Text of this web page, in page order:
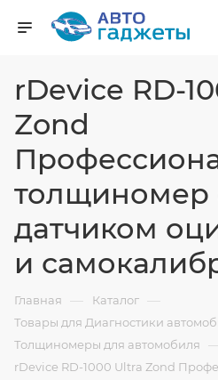
rDevice RD-
Zond
толщиномер
датчиком
и
Главная — Каталог —
Товары для Диагностики
Толщиномеры для автомобиля
rDevice RD-1000 Ultra Zond